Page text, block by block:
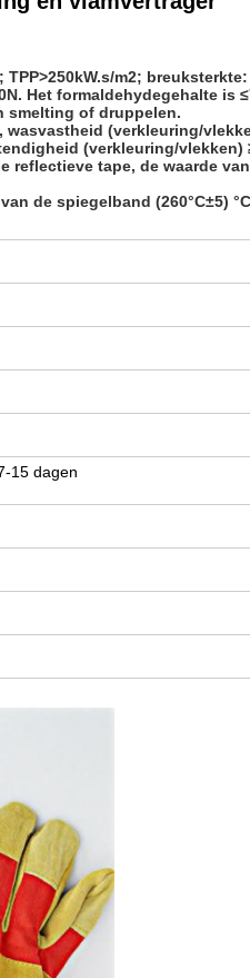
m2; breuksterkte:
Het formaldehydegehalte is
smelting of druppelen.
wasvastheid (verkleuring/
(verkleuring/vlekken)
reflectieve tape, de waarde
de spiegelband (260°C±5)
15 dagen